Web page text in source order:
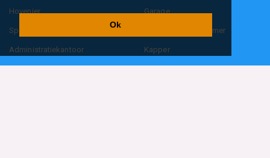
Ok
Hovenier Garage
Sportclub Sportvereniging Fiets Scooter Brommer
Administratiekantoor Kapper